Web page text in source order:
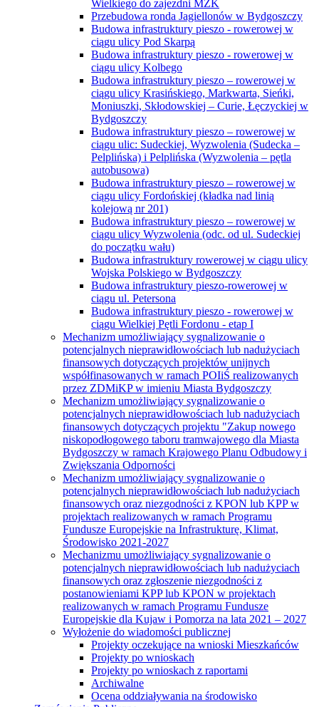
Wielkiego do zajezdni MZK
Przebudowa ronda Jagiellonów w Bydgoszczy
Budowa infrastruktury pieszo - rowerowej w
ciągu ulicy Pod Skarpą
Budowa infrastruktury pieszo - rowerowej w
ciągu ulicy Kolbego
Budowa infrastruktury pieszo – rowerowej w
ciągu ulicy Krasińskiego, Markwarta, Sieńki,
Moniuszki, Skłodowskiej – Curie, Łęczyckiej w
Bydgoszczy
Budowa infrastruktury pieszo – rowerowej w
ciągu ulic: Sudeckiej, Wyzwolenia (Sudecka –
Pelplińska) i Pelplińska (Wyzwolenia – pętla
autobusowa)
Budowa infrastruktury pieszo – rowerowej w
ciągu ulicy Fordońskiej (kładka nad linią
kolejową nr 201)
Budowa infrastruktury pieszo – rowerowej w
ciągu ulicy Wyzwolenia (odc. od ul. Sudeckiej
do początku wału)
Budowa infrastruktury rowerowej w ciągu ulicy
Wojska Polskiego w Bydgoszczy
Budowa infrastruktury pieszo-rowerowej w
ciągu ul. Petersona
Budowa infrastruktury pieszo - rowerowej w
ciągu Wielkiej Pętli Fordonu - etap I
Mechanizm umożliwiający sygnalizowanie o
potencjalnych nieprawidłowościach lub nadużyciach
finansowych dotyczących projektów unijnych
współfinasowanych w ramach POIiŚ realizowanych
przez ZDMiKP w imieniu Miasta Bydgoszczy
Mechanizm umożliwiający sygnalizowanie o
potencjalnych nieprawidłowościach lub nadużyciach
finansowych dotyczących projektu "Zakup nowego
niskopodłogowego taboru tramwajowego dla Miasta
Bydgoszczy w ramach Krajowego Planu Odbudowy i
Zwiększania Odporności
Mechanizm umożliwiający sygnalizowanie o
potencjalnych nieprawidłowościach lub nadużyciach
finansowych oraz niezgodności z KPON lub KPP w
projektach realizowanych w ramach Programu
Fundusze Europejskie na Infrastrukturę, Klimat,
Środowisko 2021-2027
Mechanizmu umożliwiający sygnalizowanie o
potencjalnych nieprawidłowościach lub nadużyciach
finansowych oraz zgłoszenie niezgodności z
postanowieniami KPP lub KPON w projektach
realizowanych w ramach Programu Fundusze
Europejskie dla Kujaw i Pomorza na lata 2021 – 2027
Wyłożenie do wiadomości publicznej
Projekty oczekujące na wnioski Mieszkańców
Projekty po wnioskach
Projekty po wnioskach z raportami
Archiwalne
Ocena oddziaływania na środowisko